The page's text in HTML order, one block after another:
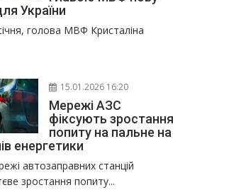
України
голова МВФ Кристаліна
15.01.2026 16:20
Мережі АЗС
фіксують зростання
попиту на пальне на
енергетики
автозаправних станцій
зростання попиту...